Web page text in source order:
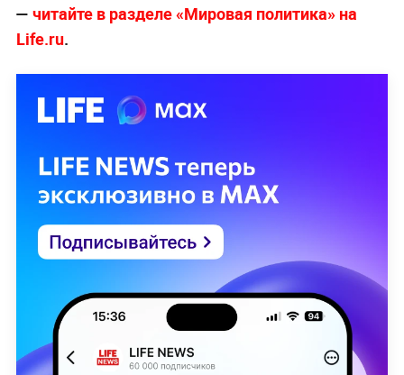
— читайте в разделе «Мировая политика» на
Life.ru.